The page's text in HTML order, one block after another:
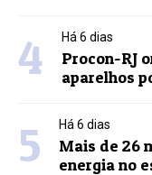
4 Há 6 dias
Procon-RJ
aparelhos
5 Há 6 dias
Mais de 26
energia no